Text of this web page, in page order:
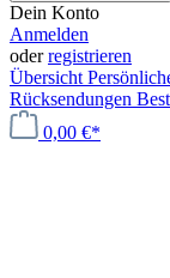
Dein Konto
Anmelden
oderregistrieren
Übersicht
Rücksendungen
0,00 €*